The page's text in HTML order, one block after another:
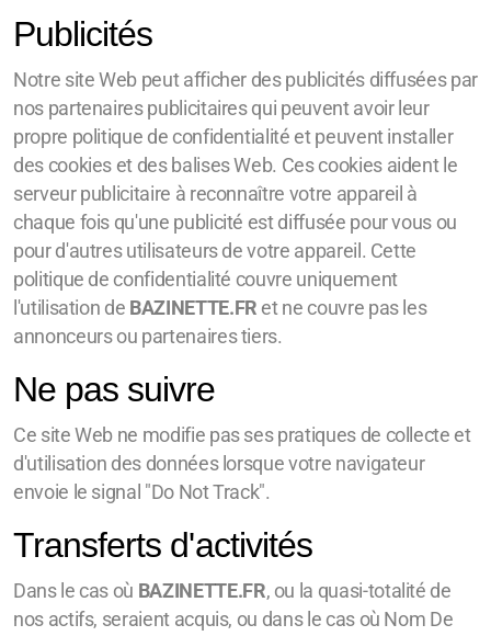
Publicités
Notre site Web peut afficher des publicités diffusées par
nos partenaires publicitaires qui peuvent avoir leur
propre politique de confidentialité et peuvent installer
des cookies et des balises Web. Ces cookies aident le
serveur publicitaire à reconnaître votre appareil à
chaque fois qu'une publicité est diffusée pour vous ou
pour d'autres utilisateurs de votre appareil. Cette
politique de confidentialité couvre uniquement
l'utilisation de BAZINETTE.FR et ne couvre pas les
annonceurs ou partenaires tiers.
Ne pas suivre
Ce site Web ne modifie pas ses pratiques de collecte et
d'utilisation des données lorsque votre navigateur
envoie le signal "Do Not Track".
Transferts d'activités
Dans le cas où BAZINETTE.FR, ou la quasi-totalité de
nos actifs, seraient acquis, ou dans le cas où Nom De